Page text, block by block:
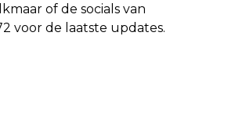
of de socials van
voor de laatste updates.